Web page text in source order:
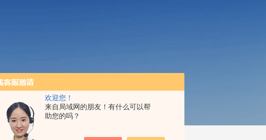
欢迎您！
来自局域网的朋友！有什么可以帮
助您的吗？